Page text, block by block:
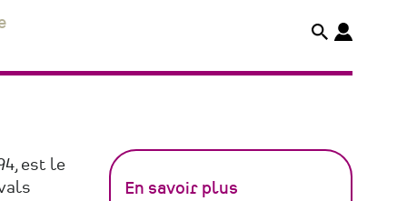
est le
En savoir plus